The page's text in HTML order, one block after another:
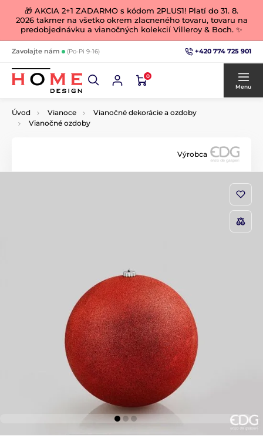
🎁 AKCIA 2+1 ZADARMO s kódom 2PLUS1! Platí do 31. 8.
2026 takmer na všetko okrem zlacneného tovaru, tovaru na
predobjednávku a vianočných kolekcií Villeroy & Boch. ✨
Zavolajte nám (Po-Pi 9-16) +420 774 725 901
0
Menu
Úvod Vianoce
Vianočné dekorácie a ozdoby
Vianočné ozdoby
Výrobca